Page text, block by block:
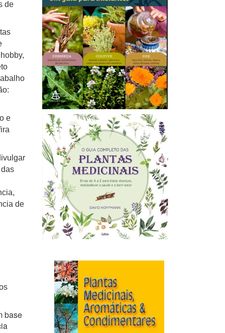
de
e
de
base